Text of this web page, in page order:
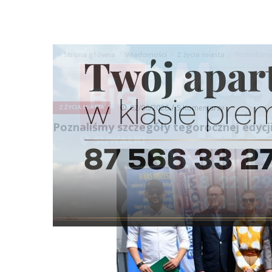
Ścieżka
nawigacyjna
Strona główna Wiadomości Z życia miasta
Z ŻYCIA MIASTA 02/06/2026/5 Komentarzy
Poznaliśmy szczegóły tegorocznej